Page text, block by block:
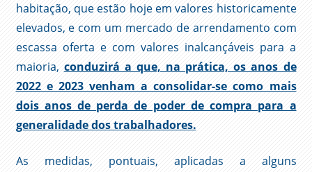
habitação, que estão hoje em valores historicamente
elevados, e com um mercado de arrendamento com
escassa oferta e com valores inalcançáveis para a
maioria, conduzirá a que, na prática, os anos de
2022 e 2023 venham a consolidar-se como mais
dois anos de perda de poder de compra para a
generalidade dos trabalhadores.
As medidas, pontuais, aplicadas a alguns